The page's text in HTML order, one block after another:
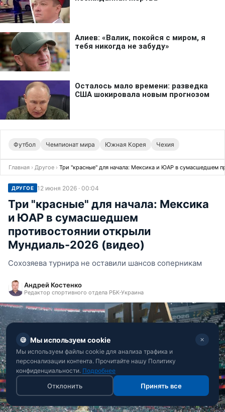
Футбол Чемпионат мира Южная Корея Чехия
Главная › Другое › Три "красные" для начала: Мексика и ЮАР в сумасшедшем
ДРУГОЕ 12 июня 2026 · 00:04
Три "красные" для начала: Мексика
и ЮАР в сумасшедшем
противостоянии открыли
Мундиаль-2026 (видео)
Сохозяева турнира не оставили шансов соперникам
Андрей Костенко
Редактор спортивного отдела РБК-Украина
🍪 Мы используем cookie ✕
Мы используем файлы cookie для анализа трафика и
персонализации контента. Прочитайте нашу Политику
конфиденциальности. Подробнее
Отклонить Принять все